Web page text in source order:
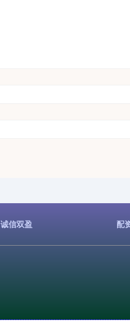
诚信双盈 配